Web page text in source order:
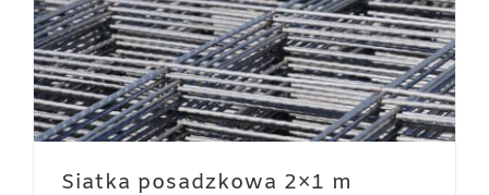
Siatka posadzkowa 2×1 m